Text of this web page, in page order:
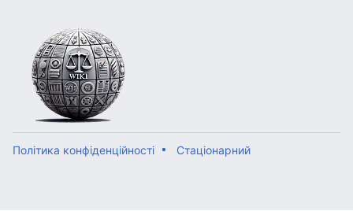
Політика конфіденційності Стаціонарний